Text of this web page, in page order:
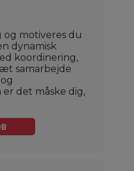
motiveres du
dynamisk
koordinering,
samarbejde
det måske dig,